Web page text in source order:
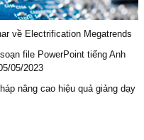
về Electrification Megatrends
file PowerPoint tiếng Anh
05/2023
nâng cao hiệu quả giảng dạy